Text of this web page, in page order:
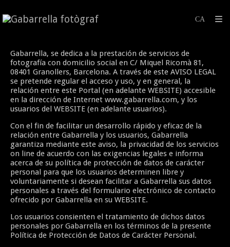
Gabarrella, se dedica a la prestación de servicios de
fotografía con domicilio social en C/ Miquel Ricomà 81,
08401 Granollers, Barcelona. A través de este AVISO LEGAL
se pretende regular el acceso y uso, y en general, la
relación entre este Portal (en adelante WEBSITE) accesible
en la dirección de Internet www.gabarrella.com, y los
usuarios del WEBSITE (en adelante usuarios).
Con el fin de facilitar un desarrollo rápido y eficaz de la
relación entre Gabarrella y los usuarios, Gabarrella
garantiza mediante este aviso, la privacidad de los servicios
on line de acuerdo con las exigencias legales e informa
acerca de su política de protección de datos de carácter
personal para que los usuarios determinen libre y
voluntariamente si desean facilitar a Gabarrella sus datos
personales a través del formulario electrónico de contacto
ofrecido por Gabarrella en su WEBSITE.
Los usuarios consienten el tratamiento de dichos datos
personales por Gabarrella en los términos de la presente
Política de Protección de Datos de Carácter Personal.